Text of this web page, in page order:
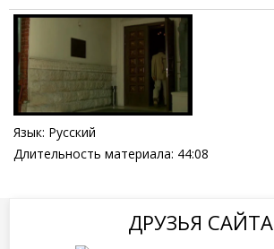
Язык: Русский
Длительность материала: 44:08
ДРУЗЬЯ САЙТА